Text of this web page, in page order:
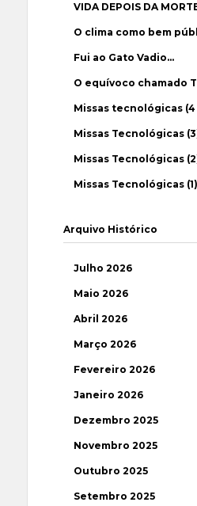
VIDA DEPOIS DA
O clima como bem
Fui ao Gato Vadio…
O equívoco chamado
Missas tecnológicas (4
Missas Tecnológicas
Missas Tecnológicas
Missas Tecnológicas (1)
Arquivo Histórico
Julho 2026
Maio 2026
Abril 2026
Março 2026
Fevereiro 2026
Janeiro 2026
Dezembro 2025
Novembro 2025
Outubro 2025
Setembro 2025